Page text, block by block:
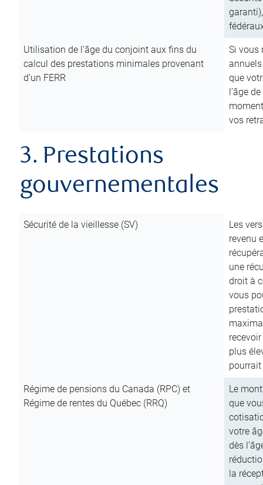
Utilisation de l’âge du conjoint aux fins du
calcul des prestations minimales provenant
d’un FERR
Si vous
que
l’âge
vos
3. Prestations
gouvernementales
Sécurité de la vieillesse (SV)
Les
revenu
une
droit à
vous
plus
Régime de pensions du Canada (RPC) et
Régime de rentes du Québec (RRQ)
Le
que
votre
dès
la